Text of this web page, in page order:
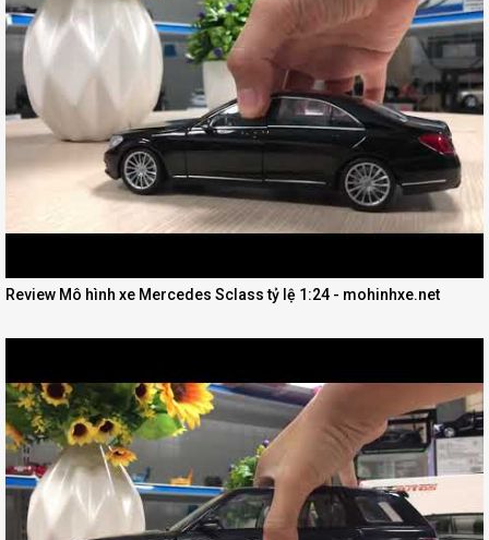
Review Mô hình xe Mercedes Sclass tỷ lệ 1:24 - mohinhxe.net